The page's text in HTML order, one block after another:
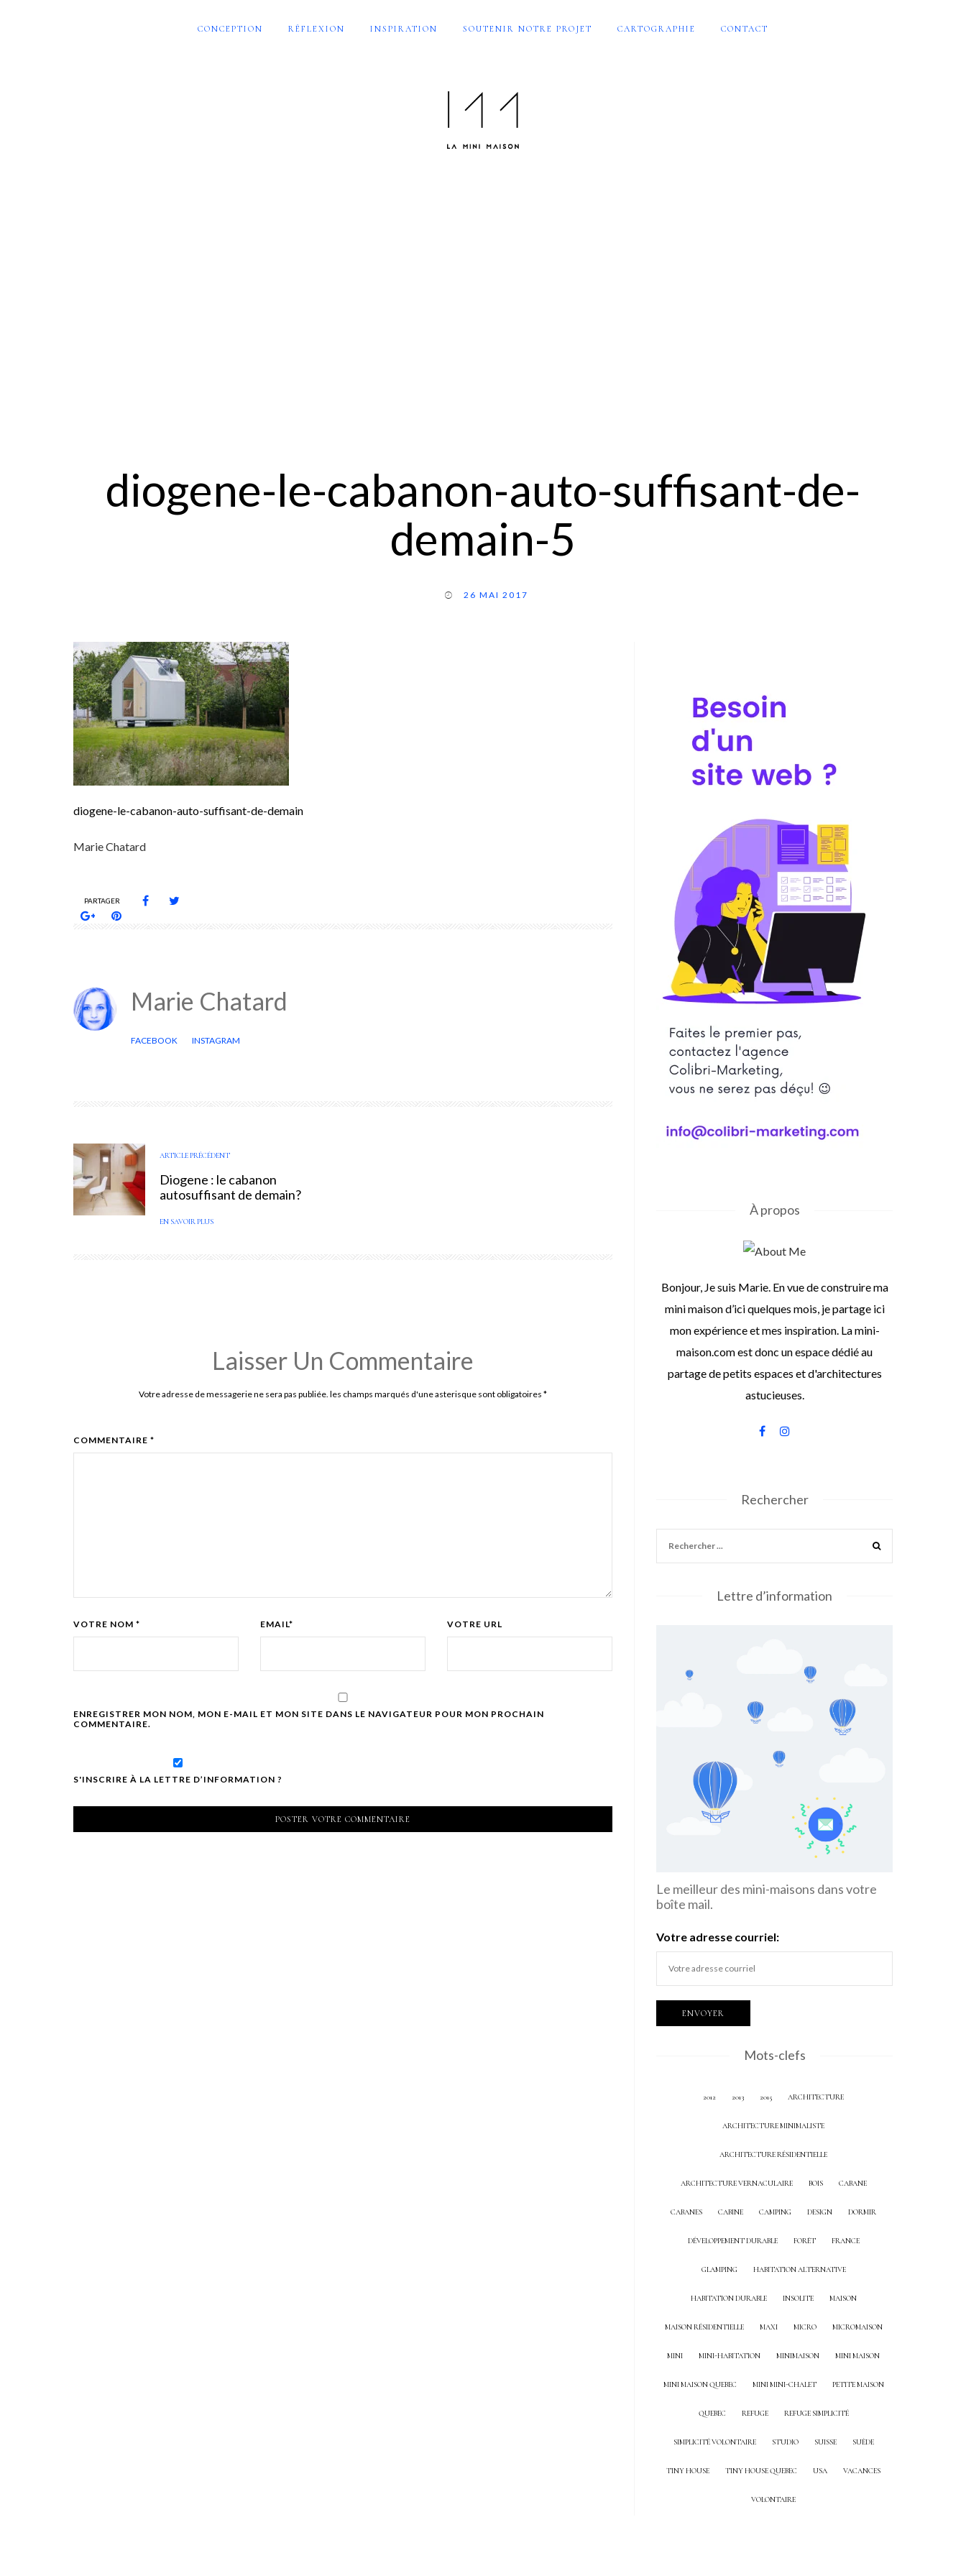
CONCEPTION RÉFLEXION INSPIRATION SOUTENIR NOTRE PROJET CARTOGRAPHIE CONTACT
diogene-le-cabanon-auto-suffisant-de-
demain-5
26 MAI 2017
diogene-le-cabanon-auto-suffisant-de-demain
Marie Chatard
PARTAGER
Marie Chatard
FACEBOOK INSTAGRAM
ARTICLE PRÉCÉDENT
Diogene : le cabanon
autosuffisant de demain?
EN SAVOIR PLUS
Laisser Un Commentaire
Votre adresse de messagerie ne sera pas publiée. les champs marqués d'une asterisque sont obligatoires *
COMMENTAIRE *
VOTRE NOM * EMAIL* VOTRE URL
ENREGISTRER MON NOM, MON E-MAIL ET MON SITE DANS LE NAVIGATEUR POUR MON PROCHAIN
COMMENTAIRE.
S'INSCRIRE À LA LETTRE D’INFORMATION ?
À propos
Bonjour, Je suis Marie. En vue de construire ma
mini maison d’ici quelques mois, je partage ici
mon expérience et mes inspiration. La mini-
maison.com est donc un espace dédié au
partage de petits espaces et d'architectures
astucieuses.
Rechercher
Lettre d’information
Le meilleur des mini-maisons dans votre
boîte mail.
Votre adresse courriel:
Mots-clefs
2012 2013 2015 ARCHITECTURE
ARCHITECTURE MINIMALISTE
ARCHITECTURE RÉSIDENTIELLE
ARCHITECTURE VERNACULAIRE BOIS CABANE
CABANES CABINE CAMPING DESIGN DORMIR
DÉVELOPPEMENT DURABLE FORÊT FRANCE
GLAMPING HABITATION ALTERNATIVE
HABITATION DURABLE INSOLITE MAISON
MAISON RÉSIDENTIELLE MAXI MICRO MICROMAISON
MINI MINI-HABITATION MINIMAISON MINI MAISON
MINI MAISON QUEBEC MINI MINI-CHALET PETITE MAISON
QUEBEC REFUGE REFUGE SIMPLICITÉ
SIMPLICITÉ VOLONTAIRE STUDIO SUISSE SUÈDE
TINY HOUSE TINY HOUSE QUEBEC USA VACANCES
VOLONTAIRE